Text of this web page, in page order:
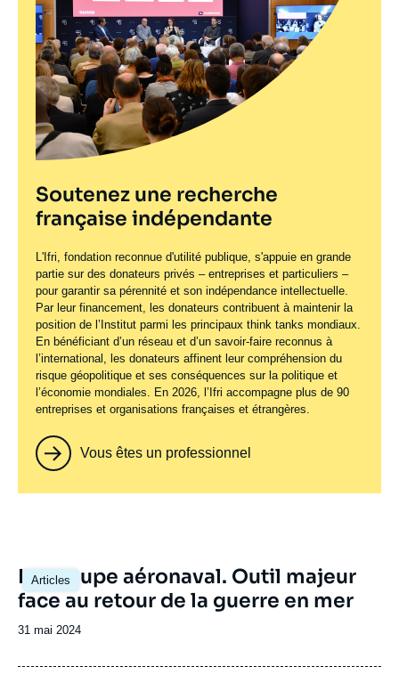
Soutenez une recherche
française indépendante
L'Ifri, fondation reconnue d'utilité publique, s'appuie en grande
partie sur des donateurs privés – entreprises et particuliers –
pour garantir sa pérennité et son indépendance intellectuelle.
Par leur financement, les donateurs contribuent à maintenir la
position de l’Institut parmi les principaux think tanks mondiaux.
En bénéficiant d’un réseau et d’un savoir-faire reconnus à
l’international, les donateurs affinent leur compréhension du
risque géopolitique et ses conséquences sur la politique et
l’économie mondiales. En 2026, l’Ifri accompagne plus de 90
entreprises et organisations françaises et étrangères.
Vous êtes un professionnel
Articles
Image
principale
Le groupe aéronaval. Outil majeur
face au retour de la guerre en mer
Date
publication
31 mai 2024